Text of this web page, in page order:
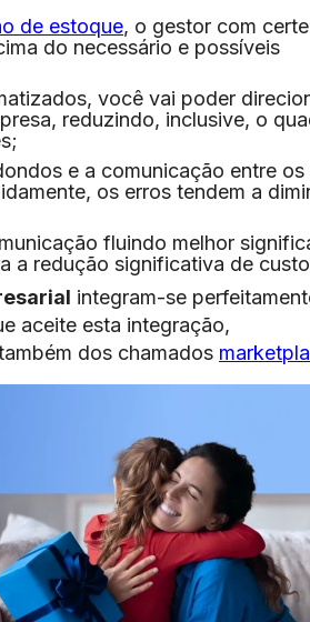
de estoque, o gestor com
do necessário e possíveis
você vai poder
reduzindo, inclusive, o
e a comunicação entre os
os erros tendem a
fluindo melhor
a redução significativa de
integram-se
aceite esta integração,
dos chamados